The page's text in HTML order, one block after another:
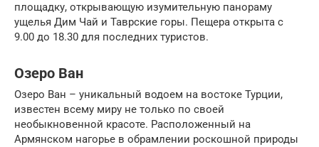
площадку, открывающую изумительную панораму
ущелья Дим Чай и Таврские горы. Пещера открыта с
9.00 до 18.30 для последних туристов.
Озеро Ван
Озеро Ван – уникальный водоем на востоке Турции,
известен всему миру не только по своей
необыкновенной красоте. Расположенный на
Армянском нагорье в обрамлении роскошной природы